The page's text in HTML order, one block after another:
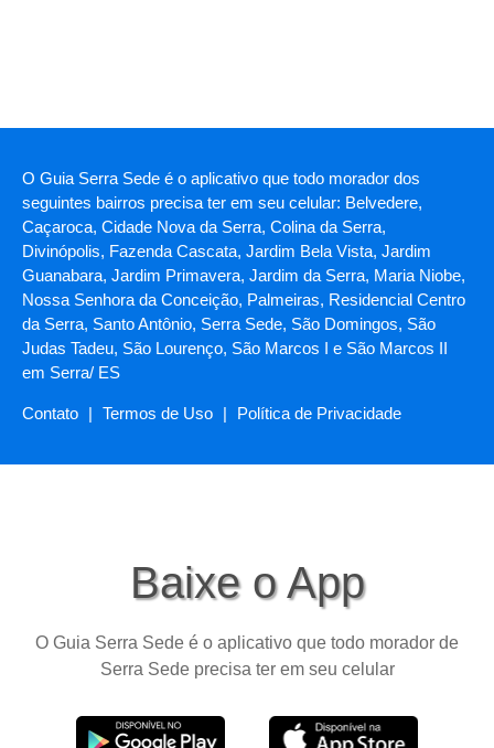
O Guia Serra Sede é o aplicativo que todo morador dos
seguintes bairros precisa ter em seu celular: Belvedere,
Caçaroca, Cidade Nova da Serra, Colina da Serra,
Divinópolis, Fazenda Cascata, Jardim Bela Vista, Jardim
Guanabara, Jardim Primavera, Jardim da Serra, Maria Niobe,
Nossa Senhora da Conceição, Palmeiras, Residencial Centro
da Serra, Santo Antônio, Serra Sede, São Domingos, São
Judas Tadeu, São Lourenço, São Marcos I e São Marcos II
em Serra/ ES
Contato | Termos de Uso | Política de Privacidade
Baixe o App
O Guia Serra Sede é o aplicativo que todo morador de
Serra Sede precisa ter em seu celular